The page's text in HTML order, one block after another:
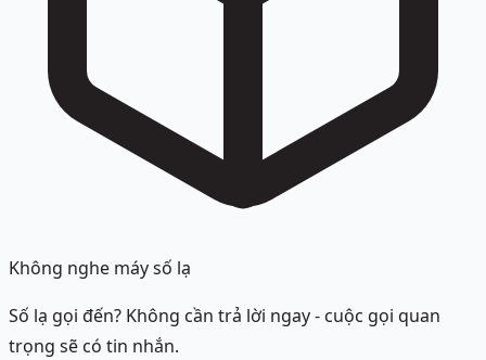
Không nghe máy số lạ
Số lạ gọi đến? Không cần trả lời ngay - cuộc gọi quan
trọng sẽ có tin nhắn.